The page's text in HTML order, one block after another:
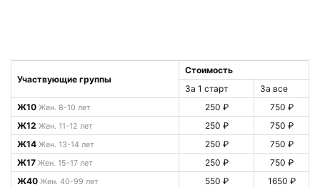
Участвующие группы
Стоимость
За 1 старт
За все
Ж10 Жен. 8-10 лет 250 ₽
750 ₽
Ж12 Жен. 11-12 лет 250 ₽
750 ₽
Ж14 Жен. 13-14 лет 250 ₽
750 ₽
Ж17 Жен. 15-17 лет 250 ₽
750 ₽
Ж40 Жен. 40-99 лет 550 ₽
1650 ₽